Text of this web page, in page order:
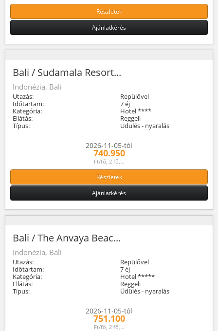
Részletek
Ajánlatkérés
Bali / Sudamala Resort...
Indonézia, Bali
Utazás:
Repülővel
Időtartam:
7 éj
Kategória:
Hotel ****
Ellátás:
Reggeli
Típus:
Üdülés - nyaralás
2026-11-05-tól
740.950
Ft/fő, 2 fő,...
Részletek
Ajánlatkérés
Bali / The Anvaya Beac...
Indonézia, Bali
Utazás:
Repülővel
Időtartam:
7 éj
Kategória:
Hotel *****
Ellátás:
Reggeli
Típus:
Üdülés - nyaralás
2026-11-05-tól
751.100
Ft/fő, 2 fő,...